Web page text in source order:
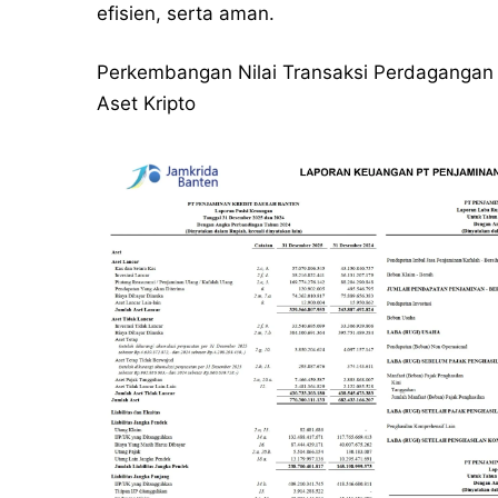
efisien, serta aman.
Perkembangan Nilai Transaksi
Aset Kripto